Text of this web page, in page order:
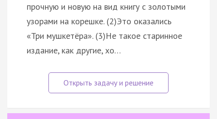
прочную и новую на вид книгу с золотыми
узорами на корешке. (2)Это оказались
«Три мушкетёра». (3)Не такое старинное
издание, как другие, хо…